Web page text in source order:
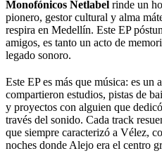
Monofónicos Netlabel rinde un
pionero, gestor cultural y alma
respira en Medellín. Este EP
amigos, es tanto un acto de
legado sonoro.
Este EP es más que música: es un
compartieron estudios, pistas de
y proyectos con alguien que
través del sonido. Cada track
que siempre caracterizó a Vélez,
noches donde Alejo era el centro